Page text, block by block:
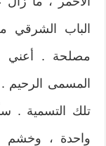
الباب الشرقي
مصلحة . أعني
المسمى الرحيم
تلك التسمية .
واحدة ، وخشم